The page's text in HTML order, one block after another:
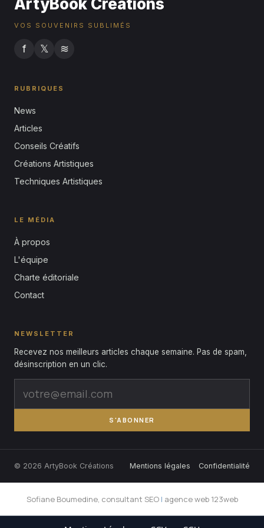
ArtyBook Créations
VOS SOUVENIRS SUBLIMÉS
f 𝕏 ≋
RUBRIQUES
News
Articles
Conseils Créatifs
Créations Artistiques
Techniques Artistiques
LE MÉDIA
À propos
L'équipe
Charte éditoriale
Contact
NEWSLETTER
Recevez nos meilleurs articles chaque semaine. Pas de spam,
désinscription en un clic.
S'ABONNER
© 2026 ArtyBook Créations Mentions légales Confidentialité
Sofiane Boumedine, consultant SEO| agence web 123web